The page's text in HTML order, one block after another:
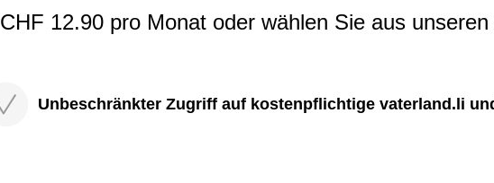
CHF 12.90 pro Monat oder wählen Sie aus
Unbeschränkter Zugriff auf kostenpflichtige vaterland.li